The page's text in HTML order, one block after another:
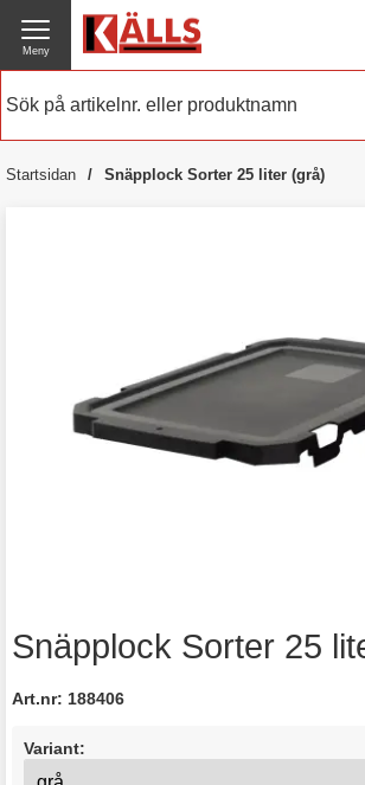
0476 - 214 80
Meny
Startsidan Snäpplock Sorter 25 liter (grå)
Snäpplock Sorter 25
Art.nr: 188406
Variant: